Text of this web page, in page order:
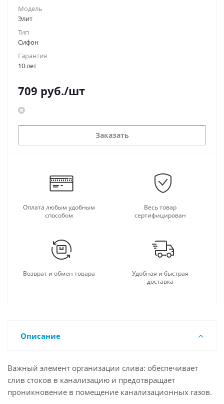
Модель
Элит
Тип
Сифон
Гарантия
10 лет
709 руб./шт
Заказать
Оплата любым удобным
способом
Весь товар
сертифицирован
Возврат и обмен товара
Удобная и быстрая
доставка
Описание
Важный элемент организации слива: обеспечивает
слив стоков в канализацию и предотвращает
проникновение в помещение канализационных газов.